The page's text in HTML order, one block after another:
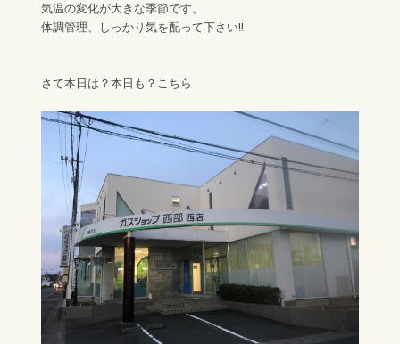
気温の変化が大きな季節です。
体調管理、しっかり気を配って下さい!!
さて本日は？本日も？こちら